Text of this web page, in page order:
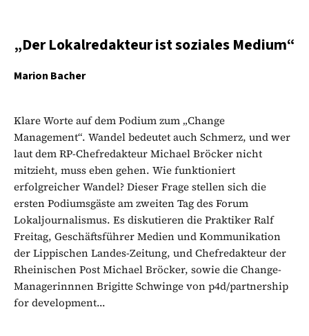
„Der Lokalredakteur ist soziales Medium“
Marion Bacher
Klare Worte auf dem Podium zum „Change
Management“. Wandel bedeutet auch Schmerz, und wer
laut dem RP-Chefredakteur Michael Bröcker nicht
mitzieht, muss eben gehen. Wie funktioniert
erfolgreicher Wandel? Dieser Frage stellen sich die
ersten Podiumsgäste am zweiten Tag des Forum
Lokaljournalismus. Es diskutieren die Praktiker Ralf
Freitag, Geschäftsführer Medien und Kommunikation
der Lippischen Landes-Zeitung, und Chefredakteur der
Rheinischen Post Michael Bröcker, sowie die Change-
Managerinnnen Brigitte Schwinge von p4d/partnership
for development...